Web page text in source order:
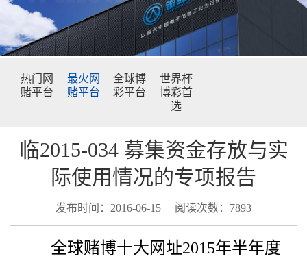
热门网
赌平台
最火网
赌平台
全球博
彩平台
世界杯
博彩首
选
临2015-034 募集资金存放与实
际使用情况的专项报告
发布时间：2016-06-15 阅读次数：7893
全球赌博十大网址2015年半年度